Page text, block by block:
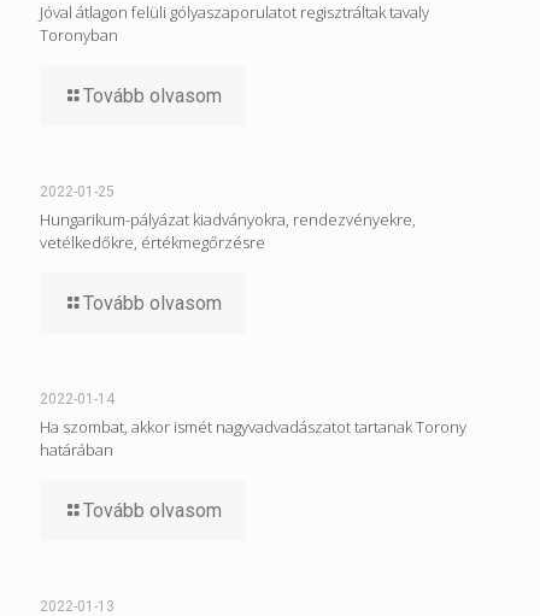
Jóval átlagon felüli gólyaszaporulatot regisztráltak tavaly
Toronyban
Tovább olvasom
2022-01-25
Hungarikum-pályázat kiadványokra, rendezvényekre,
vetélkedőkre, értékmegőrzésre
Tovább olvasom
2022-01-14
Ha szombat, akkor ismét nagyvadvadászatot tartanak Torony
határában
Tovább olvasom
2022-01-13